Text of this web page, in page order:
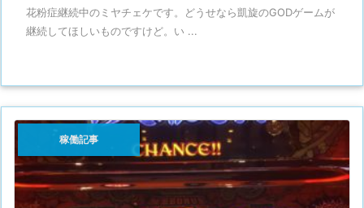
花粉症継続中のミヤチェケです。どうせなら凱旋のGODゲームが
継続してほしいものですけど。い ...
稼働記事